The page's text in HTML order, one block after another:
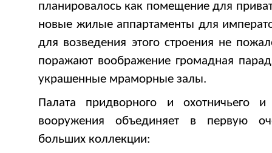
планировалось как помещение для
новые жилые аппартаменты для
для возведения этого строения не
поражают воображение громадная
украшенные мраморные залы.
Палата придворного и охотничьего и
вооружения объединяет в первую
больших коллекции: